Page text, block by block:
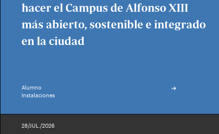
hacer el Campus de Alfonso XIII
más abierto, sostenible e integrado
en la ciudad
Alumno
Instalaciones
28/JUL./2026